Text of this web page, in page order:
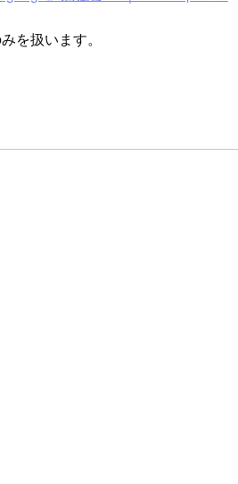
を扱います。